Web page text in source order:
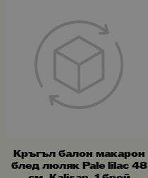
Кръгъл балон макарон
блед люляк Pale lilac 48